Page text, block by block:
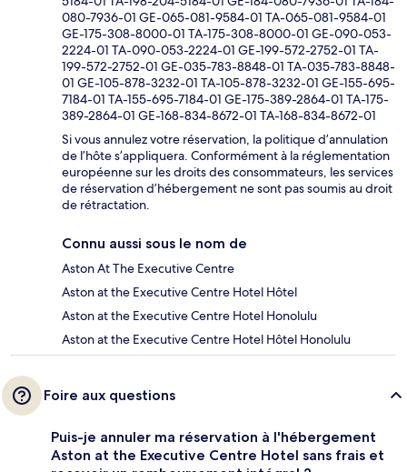
080-7936-01 GE-065-081-9584-01 TA-065-081-9584-01
GE-175-308-8000-01 TA-175-308-8000-01 GE-090-053-
2224-01 TA-090-053-2224-01 GE-199-572-2752-01 TA-
199-572-2752-01 GE-035-783-8848-01 TA-035-783-8848-
01 GE-105-878-3232-01 TA-105-878-3232-01 GE-155-695-
7184-01 TA-155-695-7184-01 GE-175-389-2864-01 TA-175-
389-2864-01 GE-168-834-8672-01 TA-168-834-8672-01
Si vous annulez votre réservation, la politique d’annulation
de l’hôte s’appliquera. Conformément à la réglementation
européenne sur les droits des consommateurs, les services
de réservation d’hébergement ne sont pas soumis au droit
de rétractation.
Connu aussi sous le nom de
Aston At The Executive Centre
Aston at the Executive Centre Hotel Hôtel
Aston at the Executive Centre Hotel Honolulu
Aston at the Executive Centre Hotel Hôtel Honolulu
Foire aux questions
Puis-je annuler ma réservation à l'hébergement
Aston at the Executive Centre Hotel sans frais et